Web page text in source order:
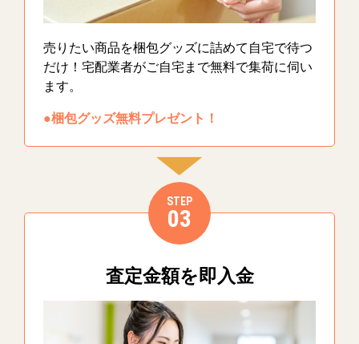
売りたい商品を梱包グッズに詰めて自宅で待つ
だけ！宅配業者がご自宅まで無料で集荷に伺い
ます。
●梱包グッズ無料プレゼント！
STEP
03
査定金額を即入金